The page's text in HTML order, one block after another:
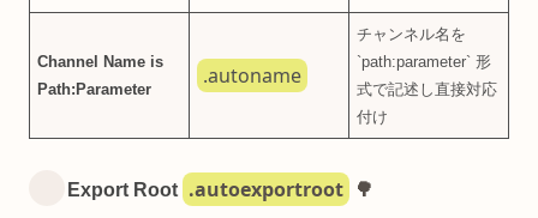
Channel Name is
Path:Parameter
.autoname
チャンネル名を
`path:parameter` 形
式で記述し直接対応
付け
Export Root .autoexportroot 🌳